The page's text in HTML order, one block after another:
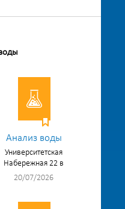
Анализ воды
Университетская
Набережная 22 в
20/07/2026